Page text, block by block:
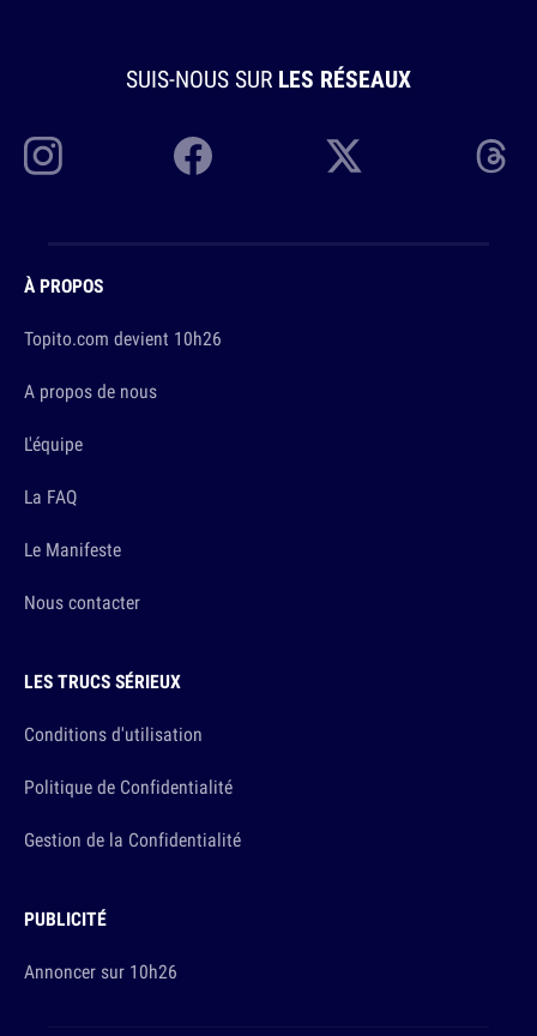
SUIS-NOUS SUR LES RÉSEAUX
À PROPOS
Topito.com devient 10h26
A propos de nous
L'équipe
La FAQ
Le Manifeste
Nous contacter
LES TRUCS SÉRIEUX
Conditions d'utilisation
Politique de Confidentialité
Gestion de la Confidentialité
PUBLICITÉ
Annoncer sur 10h26